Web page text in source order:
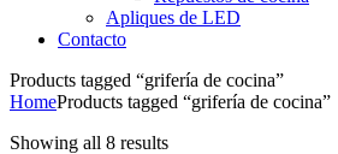
Apliques de LED
Contacto
Menu
Products tagged “grifería de cocina”
HomeProducts tagged “grifería de cocina”
Showing all 8 results